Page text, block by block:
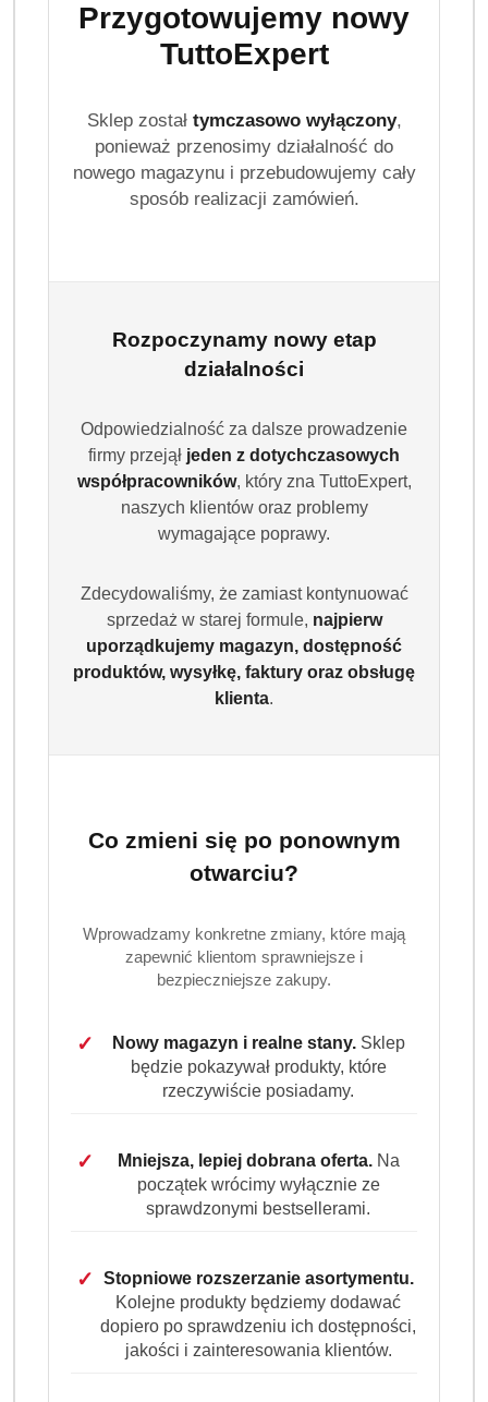
Przygotowujemy nowy
TuttoExpert
Sklep został tymczasowo wyłączony,
ponieważ przenosimy działalność do
nowego magazynu i przebudowujemy cały
sposób realizacji zamówień.
Rozpoczynamy nowy etap
działalności
Odpowiedzialność za dalsze prowadzenie
firmy przejął jeden z dotychczasowych
współpracowników, który zna TuttoExpert,
naszych klientów oraz problemy
wymagające poprawy.
Zdecydowaliśmy, że zamiast kontynuować
sprzedaż w starej formule, najpierw
uporządkujemy magazyn, dostępność
produktów, wysyłkę, faktury oraz obsługę
klienta.
Co zmieni się po ponownym
otwarciu?
Wprowadzamy konkretne zmiany, które mają
zapewnić klientom sprawniejsze i
bezpieczniejsze zakupy.
✓ Nowy magazyn i realne stany.Sklep
będzie pokazywał produkty, które
rzeczywiście posiadamy.
✓ Mniejsza, lepiej dobrana oferta.Na
początek wrócimy wyłącznie ze
sprawdzonymi bestsellerami.
✓
Stopniowe rozszerzanie asortymentu.
Kolejne produkty będziemy dodawać
dopiero po sprawdzeniu ich dostępności,
jakości i zainteresowania klientów.